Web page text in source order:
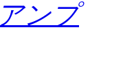
アンプ